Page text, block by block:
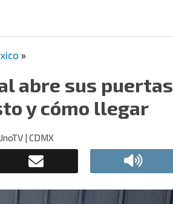
»
abre sus puertas
y cómo llegar
| CDMX